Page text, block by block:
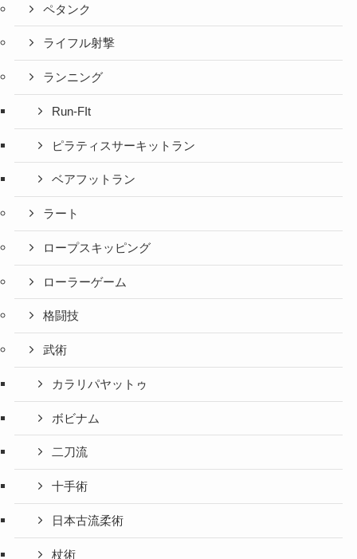
ペタンク
ライフル射撃
ランニング
Run-FIt
ピラティスサーキットラン
ベアフットラン
ラート
ロープスキッピング
ローラーゲーム
格闘技
武術
カラリパヤットゥ
ボビナム
二刀流
十手術
日本古流柔術
杖術